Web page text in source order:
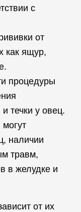
с
от
как ящур,
процедуры
течки у овец.
наличии
травм,
в желудке и
от их